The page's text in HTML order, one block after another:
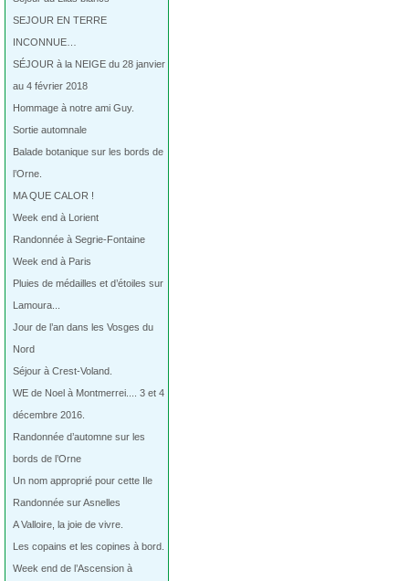
SEJOUR EN TERRE
INCONNUE…
SÉJOUR à la NEIGE du 28 janvier
au 4 février 2018
Hommage à notre ami Guy.
Sortie automnale
Balade botanique sur les bords de
l’Orne.
MA QUE CALOR !
Week end à Lorient
Randonnée à Segrie-Fontaine
Week end à Paris
Pluies de médailles et d’étoiles sur
Lamoura...
Jour de l’an dans les Vosges du
Nord
Séjour à Crest-Voland.
WE de Noel à Montmerrei.... 3 et 4
décembre 2016.
Randonnée d’automne sur les
bords de l’Orne
Un nom approprié pour cette Ile
Randonnée sur Asnelles
A Valloire, la joie de vivre.
Les copains et les copines à bord.
Week end de l’Ascension à